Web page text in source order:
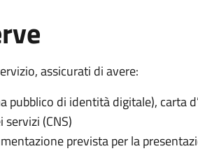
assicurati di avere:
pubblico di identità digitale), carta
(CNS)
prevista per la